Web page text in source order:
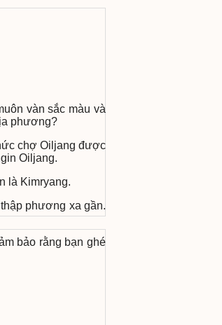
vàn sắc màu và
phương?
chợ Oiljang được
Oiljang.
là Kimryang.
phương xa gần.
bảo rằng bạn ghé